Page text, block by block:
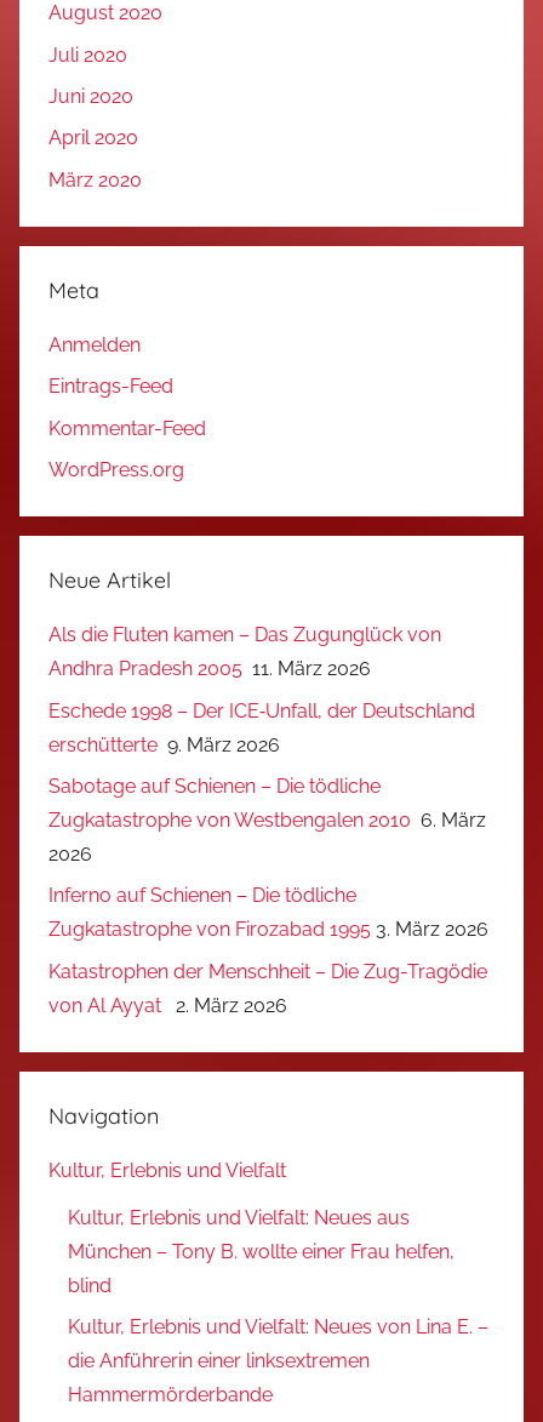
August 2020
Juli 2020
Juni 2020
April 2020
März 2020
Meta
Anmelden
Eintrags-Feed
Kommentar-Feed
WordPress.org
Neue Artikel
Als die Fluten kamen – Das Zugunglück von
Andhra Pradesh 2005 11. März 2026
Eschede 1998 – Der ICE‑Unfall, der Deutschland
erschütterte 9. März 2026
Sabotage auf Schienen – Die tödliche
Zugkatastrophe von Westbengalen 2010 6. März
2026
Inferno auf Schienen – Die tödliche
Zugkatastrophe von Firozabad 1995 3. März 2026
Katastrophen der Menschheit – Die Zug-Tragödie
von Al Ayyat
2. März 2026
Navigation
Kultur, Erlebnis und Vielfalt
Kultur, Erlebnis und Vielfalt: Neues aus
München – Tony B. wollte einer Frau helfen,
blind
Kultur, Erlebnis und Vielfalt: Neues von Lina E. –
die Anführerin einer linksextremen
Hammermörderbande